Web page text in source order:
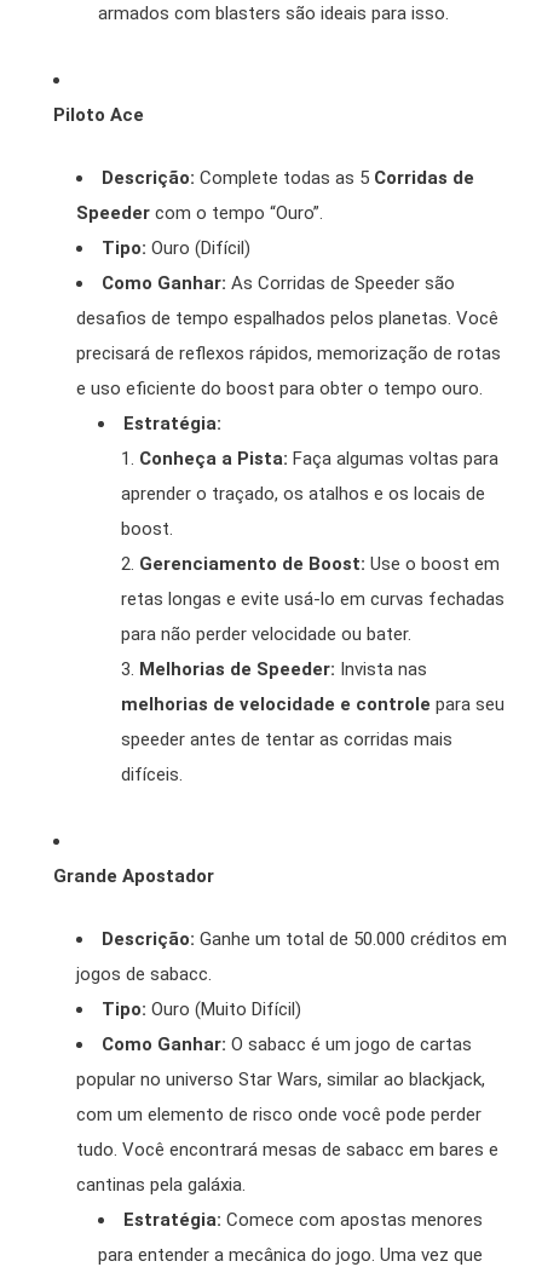
armados com blasters são ideais para isso.
Piloto Ace
Descrição: Complete todas as 5 Corridas de
Speedercom o tempo “Ouro”.
Tipo: Ouro (Difícil)
Como Ganhar: As Corridas de Speeder são
desafios de tempo espalhados pelos planetas. Você
precisará de reflexos rápidos, memorização de rotas
e uso eficiente do boost para obter o tempo ouro.
Estratégia:
Conheça a Pista: Faça algumas voltas para
aprender o traçado, os atalhos e os locais de
boost.
Gerenciamento de Boost: Use o boost em
retas longas e evite usá-lo em curvas fechadas
para não perder velocidade ou bater.
Melhorias de Speeder: Invista nas
melhorias de velocidade e controle para seu
speeder antes de tentar as corridas mais
difíceis.
Grande Apostador
Descrição: Ganhe um total de 50.000 créditos em
jogos de sabacc.
Tipo: Ouro (Muito Difícil)
Como Ganhar: O sabacc é um jogo de cartas
popular no universo Star Wars, similar ao blackjack,
com um elemento de risco onde você pode perder
tudo. Você encontrará mesas de sabacc em bares e
cantinas pela galáxia.
Estratégia: Comece com apostas menores
para entender a mecânica do jogo. Uma vez que